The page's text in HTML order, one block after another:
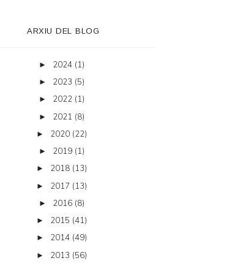
ARXIU DEL BLOG
► 2024 (1)
► 2023 (5)
► 2022 (1)
► 2021 (8)
► 2020 (22)
► 2019 (1)
► 2018 (13)
► 2017 (13)
► 2016 (8)
► 2015 (41)
► 2014 (49)
► 2013 (56)